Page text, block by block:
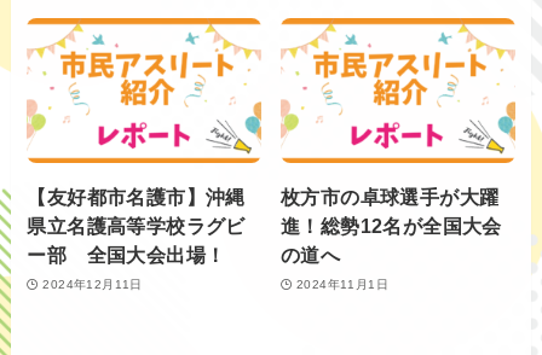
【友好都市名護市】沖縄
県立名護高等学校ラグビ
ー部 全国大会出場！
2024年12月11日
枚方市の卓球選手が大躍
進！総勢12名が全国大会
の道へ
2024年11月1日